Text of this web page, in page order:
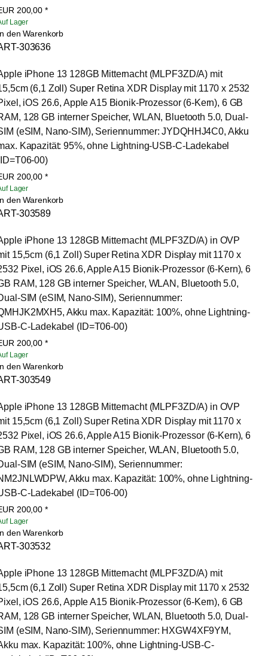
200,00 *
Lager
den Warenkorb
303636
iPhone 13 128GB Mitternacht (MLPF3ZD/A) mit
(6,1 Zoll) Super Retina XDR Display mit 1170 x 2532
iOS 26.6, Apple A15 Bionik-Prozessor (6-Kern), 6 GB
128 GB interner Speicher, WLAN, Bluetooth 5.0, Dual-
(eSIM, Nano-SIM), Seriennummer: JYDQHHJ4C0, Akku
Kapazität: 95%, ohne Lightning-USB-C-Ladekabel
00)
200,00 *
Lager
den Warenkorb
303589
iPhone 13 128GB Mitternacht (MLPF3ZD/A) in OVP
15,5cm (6,1 Zoll) Super Retina XDR Display mit 1170 x
Pixel, iOS 26.6, Apple A15 Bionik-Prozessor (6-Kern), 6
RAM, 128 GB interner Speicher, WLAN, Bluetooth 5.0,
SIM (eSIM, Nano-SIM), Seriennummer:
Akku max. Kapazität: 100%, ohne Lightning-
C-Ladekabel (ID=T06-00)
200,00 *
Lager
den Warenkorb
303549
iPhone 13 128GB Mitternacht (MLPF3ZD/A) in OVP
15,5cm (6,1 Zoll) Super Retina XDR Display mit 1170 x
Pixel, iOS 26.6, Apple A15 Bionik-Prozessor (6-Kern), 6
RAM, 128 GB interner Speicher, WLAN, Bluetooth 5.0,
SIM (eSIM, Nano-SIM), Seriennummer:
Akku max. Kapazität: 100%, ohne Lightning-
C-Ladekabel (ID=T06-00)
200,00 *
Lager
den Warenkorb
303532
iPhone 13 128GB Mitternacht (MLPF3ZD/A) mit
(6,1 Zoll) Super Retina XDR Display mit 1170 x 2532
iOS 26.6, Apple A15 Bionik-Prozessor (6-Kern), 6 GB
128 GB interner Speicher, WLAN, Bluetooth 5.0, Dual-
(eSIM, Nano-SIM), Seriennummer: HXGW4XF9YM,
max. Kapazität: 100%, ohne Lightning-USB-C-